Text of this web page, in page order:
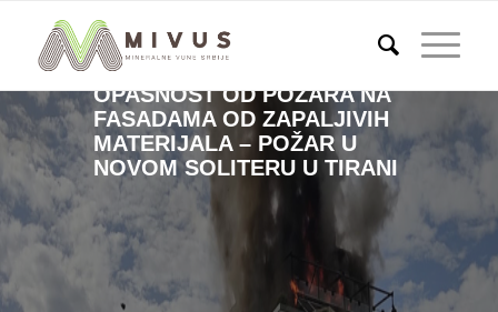
OPASNOST OD POŽARA NA
FASADAMA OD ZAPALJIVIH
MATERIJALA – POŽAR U
NOVOM SOLITERU U TIRANI